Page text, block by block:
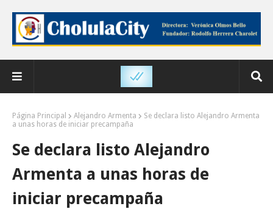
Página Principal Alejandro Armenta
Se declara listo Alejandro Armenta
a unas horas de iniciar precampaña
Se declara listo Alejandro
Armenta a unas horas de
iniciar precampaña